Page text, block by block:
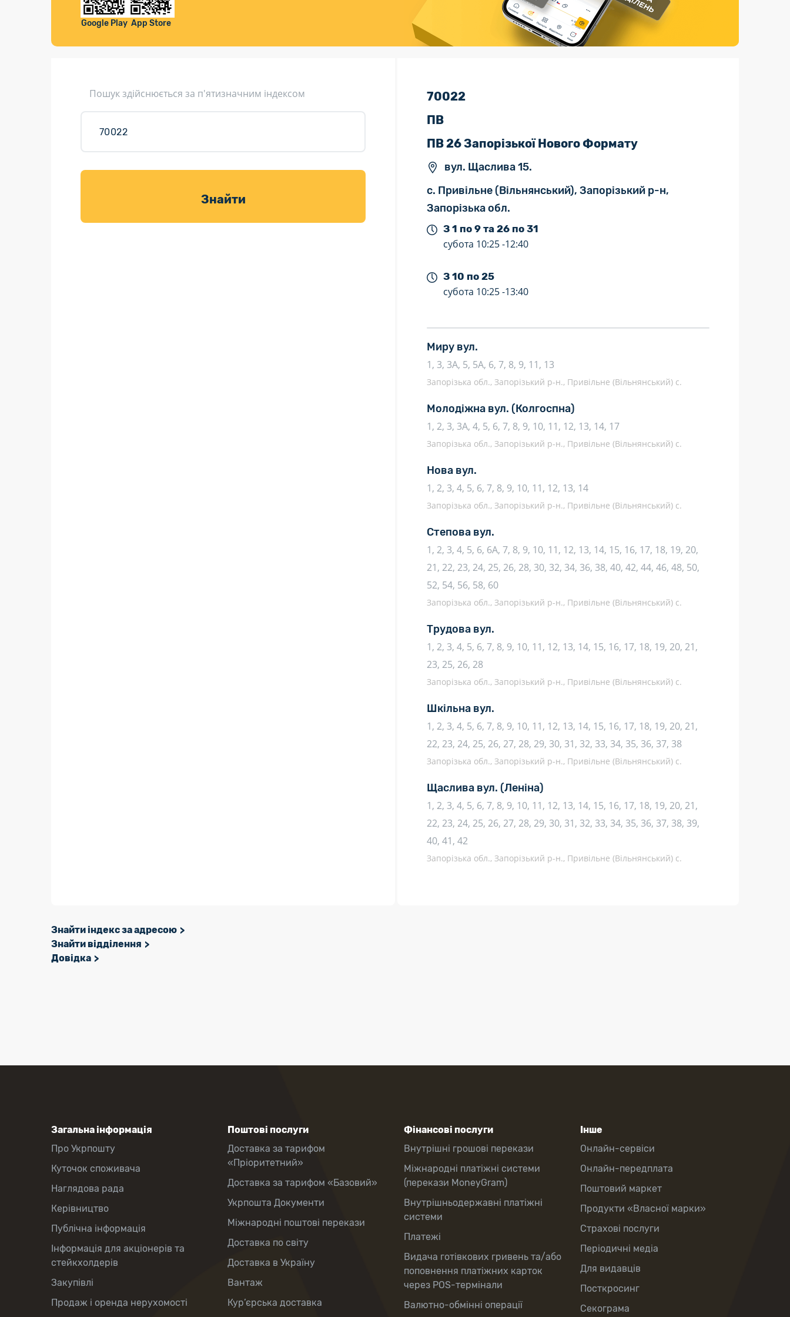
Листи та листівки
Доставка товарів для саду
Валютно-обмінні операції
Страхові послуги
Каталог «Укрпошта Маркет»
Google Play App Store
Пошук здійснюється за п'ятизначним індексом
Знайти
70022
ПВ
ПВ 26 Запорізької Нового Формату
вул. Щаслива 15.
с. Привільне (Вільнянський), Запорізький р-н,
Запорізька обл.
З 1 по 9 та 26 по 31
субота 10:25 -12:40
З 10 по 25
субота 10:25 -13:40
Миру вул.
1, 3, 3А, 5, 5А, 6, 7, 8, 9, 11, 13
Запорізька обл., Запорізький р-н., Привільне (Вільнянський) с.
Молодіжна вул. (Колгоспна)
1, 2, 3, 3А, 4, 5, 6, 7, 8, 9, 10, 11, 12, 13, 14, 17
Запорізька обл., Запорізький р-н., Привільне (Вільнянський) с.
Нова вул.
1, 2, 3, 4, 5, 6, 7, 8, 9, 10, 11, 12, 13, 14
Запорізька обл., Запорізький р-н., Привільне (Вільнянський) с.
Степова вул.
1, 2, 3, 4, 5, 6, 6А, 7, 8, 9, 10, 11, 12, 13, 14, 15, 16, 17, 18, 19, 20,
21, 22, 23, 24, 25, 26, 28, 30, 32, 34, 36, 38, 40, 42, 44, 46, 48, 50,
52, 54, 56, 58, 60
Запорізька обл., Запорізький р-н., Привільне (Вільнянський) с.
Трудова вул.
1, 2, 3, 4, 5, 6, 7, 8, 9, 10, 11, 12, 13, 14, 15, 16, 17, 18, 19, 20, 21,
23, 25, 26, 28
Запорізька обл., Запорізький р-н., Привільне (Вільнянський) с.
Шкільна вул.
1, 2, 3, 4, 5, 6, 7, 8, 9, 10, 11, 12, 13, 14, 15, 16, 17, 18, 19, 20, 21,
22, 23, 24, 25, 26, 27, 28, 29, 30, 31, 32, 33, 34, 35, 36, 37, 38
Запорізька обл., Запорізький р-н., Привільне (Вільнянський) с.
Щаслива вул. (Леніна)
1, 2, 3, 4, 5, 6, 7, 8, 9, 10, 11, 12, 13, 14, 15, 16, 17, 18, 19, 20, 21,
22, 23, 24, 25, 26, 27, 28, 29, 30, 31, 32, 33, 34, 35, 36, 37, 38, 39,
40, 41, 42
Запорізька обл., Запорізький р-н., Привільне (Вільнянський) с.
Знайти індекс за адресою
Знайти відділення
Довідка
Загальна інформація
Про Укрпошту
Куточок споживача
Наглядова рада
Керівництво
Публічна інформація
Інформація для акціонерів та
стейкхолдерів
Закупівлі
Продаж і оренда нерухомості
Поштові послуги
Доставка за тарифом
«Пріоритетний»
Доставка за тарифом «Базовий»
Укрпошта Документи
Міжнародні поштові перекази
Доставка по світу
Доставка в Україну
Вантаж
Кур’єрська доставка
Фінансові послуги
Внутрішні грошові перекази
Міжнародні платіжні системи
(перекази MoneyGram)
Внутрішньодержавні платіжні
системи
Платежі
Видача готівкових гривень та/або
поповнення платіжних карток
через POS-термінали
Валютно-обмінні операції
Інше
Онлайн-сервіси
Онлайн-передплата
Поштовий маркет
Продукти «Власної марки»
Страхові послуги
Періодичні медіа
Для видавців
Посткросинг
Секограма